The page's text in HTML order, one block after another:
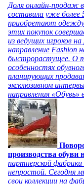
Доля онлайн-продаж
составила уже более
приобретают одежду
этих покупок
из ведущих игроков
направление Fashion
быстрорастущее. О
особенностях
планирующих
эксклюзивном
направления «Обувь»
производства обуви
партнерской фабрики
непростой. Сегодня
свои коллекции на